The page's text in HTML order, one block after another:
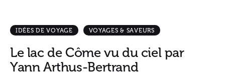
IDÉES DE VOYAGE VOYAGES & SAVEURS
Le lac de Côme vu du ciel par
Yann Arthus-Bertrand